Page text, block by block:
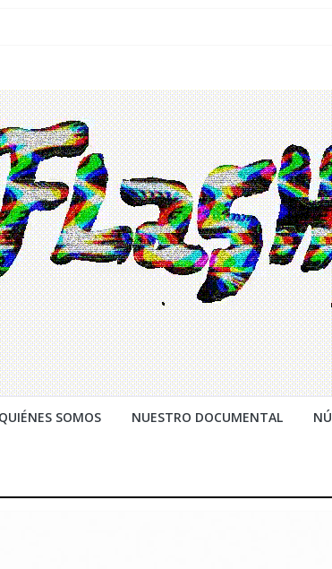
QUIÉNES SOMOS NUESTRO DOCUMENTAL